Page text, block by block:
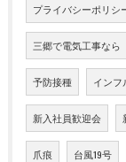
プライバシーポリシ
三郷で電気工事なら
予防接種 インフ
新入社員歓迎会
爪痕 台風19号